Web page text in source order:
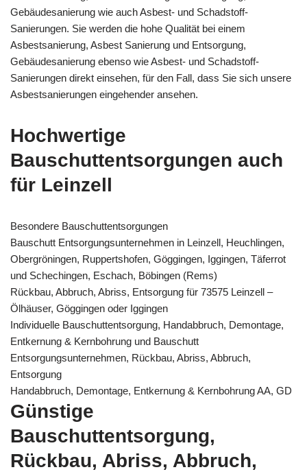
Gebäudesanierung wie auch Asbest- und Schadstoff-
Sanierungen. Sie werden die hohe Qualität bei einem
Asbestsanierung, Asbest Sanierung und Entsorgung,
Gebäudesanierung ebenso wie Asbest- und Schadstoff-
Sanierungen direkt einsehen, für den Fall, dass Sie sich unsere
Asbestsanierungen eingehender ansehen.
Hochwertige
Bauschuttentsorgungen auch
für Leinzell
Besondere Bauschuttentsorgungen
Bauschutt Entsorgungsunternehmen in Leinzell, Heuchlingen,
Obergröningen, Ruppertshofen, Göggingen, Iggingen, Täferrot
und Schechingen, Eschach, Böbingen (Rems)
Rückbau, Abbruch, Abriss, Entsorgung für 73575 Leinzell –
Ölhäuser, Göggingen oder Iggingen
Individuelle Bauschuttentsorgung, Handabbruch, Demontage,
Entkernung & Kernbohrung und Bauschutt
Entsorgungsunternehmen, Rückbau, Abriss, Abbruch,
Entsorgung
Handabbruch, Demontage, Entkernung & Kernbohrung AA, GD
Günstige
Bauschuttentsorgung,
Rückbau, Abriss, Abbruch,